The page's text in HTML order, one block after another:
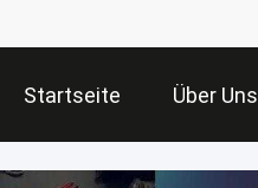
Startseite Über Uns